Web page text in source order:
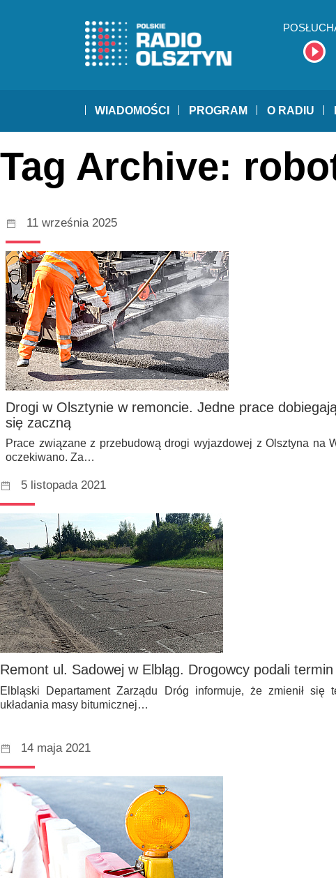
WIADOMOŚCI PROGRAM O RADIU
Tag Archive:
11 września 2025
Drogi w Olsztynie w remoncie. Jedne prace
się zaczną
Prace związane z przebudową drogi wyjazdowej z Olsztyna na
oczekiwano. Za…
5 listopada 2021
Remont ul. Sadowej w Elbląg. Drogowcy podali
Elbląski Departament Zarządu Dróg informuje, że zmienił się
układania masy bitumicznej…
14 maja 2021